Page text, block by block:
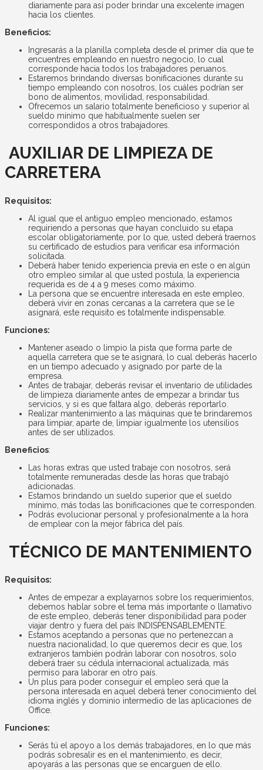
diariamente para así poder brindar una excelente imagen
hacia los clientes.
Beneficios:
Ingresarás a la planilla completa desde el primer día que te
encuentres empleando en nuestro negocio, lo cual
corresponde hacia todos los trabajadores peruanos.
Estaremos brindando diversas bonificaciones durante su
tiempo empleando con nosotros, los cuáles podrían ser
bono de alimentos, movilidad, responsabilidad.
Ofrecemos un salario totalmente beneficioso y superior al
sueldo mínimo que habitualmente suelen ser
correspondidos a otros trabajadores.
AUXILIAR DE LIMPIEZA DE
CARRETERA
Requisitos:
Al igual que el antiguo empleo mencionado, estamos
requiriendo a personas que hayan concluido su etapa
escolar obligatoriamente, por lo que, usted deberá traernos
su certificado de estudios para verificar esa información
solicitada.
Deberá haber tenido experiencia previa en este o en algún
otro empleo similar al que usted postula, la experiencia
requerida es de 4 a 9 meses como máximo.
La persona que se encuentre interesada en este empleo,
deberá vivir en zonas cercanas a la carretera que se le
asignará, este requisito es totalmente indispensable.
Funciones:
Mantener aseado o limpio la pista que forma parte de
aquella carretera que se te asignará, lo cual deberás hacerlo
en un tiempo adecuado y asignado por parte de la
empresa.
Antes de trabajar, deberás revisar el inventario de utilidades
de limpieza diariamente antes de empezar a brindar tus
servicios, y si es que faltara algo, deberás reportarlo.
Realizar mantenimiento a las máquinas que te brindaremos
para limpiar, aparte de, limpiar igualmente los utensilios
antes de ser utilizados.
Beneficios:
Las horas extras que usted trabaje con nosotros, será
totalmente remuneradas desde las horas que trabajó
adicionadas.
Estamos brindando un sueldo superior que el sueldo
mínimo, más todas las bonificaciones que te corresponden.
Podrás evolucionar personal y profesionalmente a la hora
de emplear con la mejor fábrica del país.
TÉCNICO DE MANTENIMIENTO
Requisitos:
Antes de empezar a explayarnos sobre los requerimientos,
debemos hablar sobre el tema más importante o llamativo
de este empleo, deberás tener disponibilidad para poder
viajar dentro y fuera del país INDISPENSABLEMENTE.
Estamos aceptando a personas que no pertenezcan a
nuestra nacionalidad, lo que queremos decir es que, los
extranjeros también podrán laborar con nosotros, solo
deberá traer su cédula internacional actualizada, más
permiso para laborar en otro país.
Un plus para poder conseguir el empleo será que la
persona interesada en aquel deberá tener conocimiento del
idioma inglés y dominio intermedio de las aplicaciones de
Office.
Funciones:
Serás tú el apoyo a los demás trabajadores, en lo que más
podrás sobresalir es en el mantenimiento, es decir,
apoyarás a las personas que se encarguen de ello.